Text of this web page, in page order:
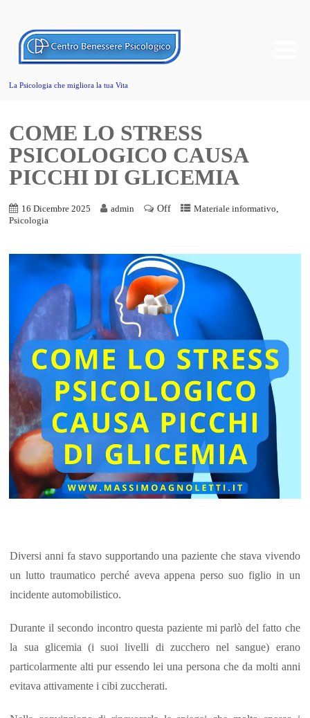
La Psicologia che migliora la tua Vita
COME LO STRESS
PSICOLOGICO CAUSA
PICCHI DI GLICEMIA
16 Dicembre 2025 admin Off Materiale informativo,
Psicologia
Diversi anni fa stavo supportando una paziente che stava vivendo
un lutto traumatico perché aveva appena perso suo figlio in un
incidente automobilistico.
Durante il secondo incontro questa paziente mi parlò del fatto che
la sua glicemia (i suoi livelli di zucchero nel sangue) erano
particolarmente alti pur essendo lei una persona che da molti anni
evitava attivamente i cibi zuccherati.